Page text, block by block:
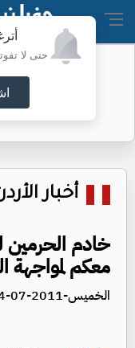
حتى لا
أخبار
خادم الحرمين
معكم لمواجهة
الخميس-2011-07-04